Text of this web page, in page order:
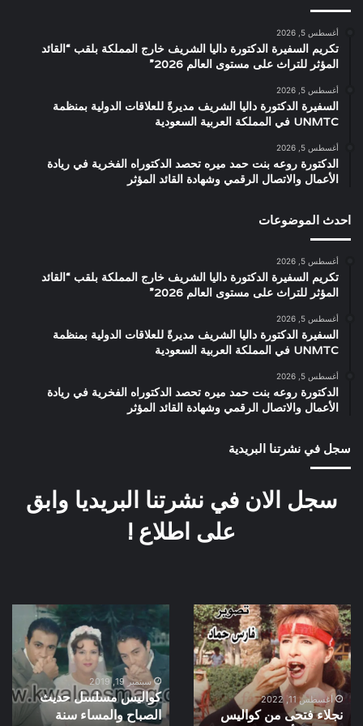
أغسطس 5, 2026
تكريم السفيرة الدكتورة داليا الشريف خارج المملكة بلقب “القائد
المؤثر للتراث على مستوى العالم 2026”
أغسطس 5, 2026
السفيرة الدكتورة داليا الشريف مديرةً للعلاقات الدولية بمنظمة
UNMTC في المملكة العربية السعودية
أغسطس 5, 2026
الدكتورة روعه بنت حمد ميره تحصد الدكتوراه الفخرية في ريادة
الأعمال والاتصال الرقمي وشهادة القائد المؤثر
احدث الموضوعات
أغسطس 5, 2026
تكريم السفيرة الدكتورة داليا الشريف خارج المملكة بلقب “القائد
المؤثر للتراث على مستوى العالم 2026”
أغسطس 5, 2026
السفيرة الدكتورة داليا الشريف مديرةً للعلاقات الدولية بمنظمة
UNMTC في المملكة العربية السعودية
أغسطس 5, 2026
الدكتورة روعه بنت حمد ميره تحصد الدكتوراه الفخرية في ريادة
الأعمال والاتصال الرقمي وشهادة القائد المؤثر
سجل في نشرتنا البريدية
سجل الان في نشرتنا البريديا وابق
على اطلاع !
نجلاء
فتحى
من
كواليس
فيلم
المرأة
الحديدية
أغسطس 11, 2022
نجلاء فتحى من كواليس
كواليس
مسلسل
حديث
الصباح
والمساء
سنة
2001
سبتمبر 19, 2019
كواليس مسلسل حديث
الصباح والمساء سنة